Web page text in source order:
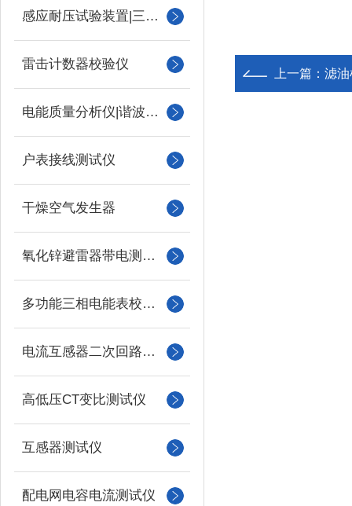
感应耐压试验装置|三倍频
雷击计数器校验仪
电能质量分析仪|谐波测试
户表接线测试仪
干燥空气发生器
氧化锌避雷器带电测试仪（氧化锌避雷器测试仪）
多功能三相电能表校验仪
电流互感器二次回路负载测试仪
高低压CT变比测试仪
互感器测试仪
配电网电容电流测试仪
上一篇： 滤